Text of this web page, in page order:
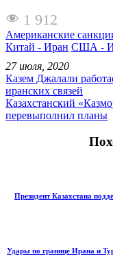
1 912
Американские
Китай - Иран США -
27 июля, 2020
Казем Джалали
иранских связей
Казахстанский
перевыполнил планы
Президент Казахстана
Удары по границе Ирана и